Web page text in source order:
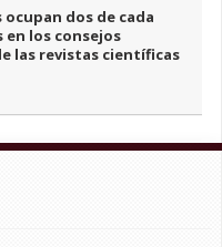
ocupan dos de cada
los consejos
las revistas científicas